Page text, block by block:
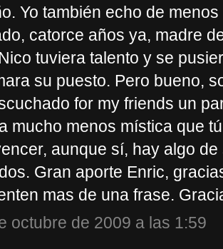
Yo también echo de
catorce años ya, madre
tuviera talento y se
su puesto. Pero bueno,
for my friends un
mucho menos mística que
aunque sí, hay algo
Gran aporte Enric,
mas de una frase.
octubre de 2009 a las 1:59